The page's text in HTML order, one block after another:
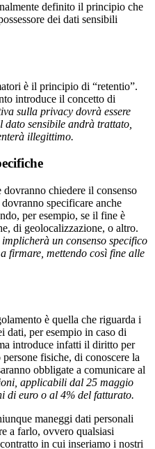
definito il principio che
dei dati sensibili
è il principio di “retentio”.
introduce il concetto di
sulla privacy dovrà essere
sensibile andrà trattato,
illegittimo.
chiedere il consenso
specificare anche
per esempio, se il fine è
di geolocalizzazione, o altro.
un consenso specifico
firmare, mettendo così fine alle
è quella che riguarda i
dati, per esempio in caso di
introduce infatti il diritto per
fisiche, di conoscere la
obbligate a comunicare al
applicabili dal 25 maggio
di euro o al 4% del fatturato.
maneggi dati personali
a farlo, ovvero qualsiasi
in cui inseriamo i nostri